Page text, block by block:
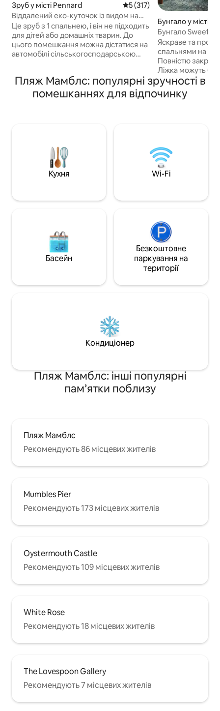
Зруб у місті Pennard Середня оцінка: 5 з 5,
5 (317)
Віддалений еко-куточок із видом на
приголомшливу затоку Пулду
Це зруб з 1 спальнею, і він не підходить
для дітей або домашніх тварин. До
цього помешкання можна дістатися на
автомобілі сільськогосподарською
помічають гості, — це «вид із вікна». З
Bunkhouse відкривається унікальний
краєвид на затишну бухту Пулду. The
Відпочиньте від метушні міського
життя, зупиніться, відчуйте зв'язок із
дикою природою та розслабтеся під
звуки моря, коли перед вами
Бунгало у місті
Бунгало
спальнями, де
домашніми
Яскраве та
спальнями на
Повністю
Ліжка можуть
або
односпальними.
потрібно. У
хвилини ходьби
5 хвилин до
Fortes та
Затока Лангленд
ходьби.
Пляж Мамблс: популярні зручності в
помешканнях для відпочинку
Кухня Wi-Fi
Басейн
Безкоштовне
паркування на
території
Кондиціонер
Пляж Мамблс: інші популярні
пам’ятки поблизу
Пляж Мамблс
Рекомендують 86 місцевих жителів
Mumbles Pier
Рекомендують 173 місцевих жителів
Oystermouth Castle
Рекомендують 109 місцевих жителів
White Rose
Рекомендують 18 місцевих жителів
The Lovespoon Gallery
Рекомендують 7 місцевих жителів